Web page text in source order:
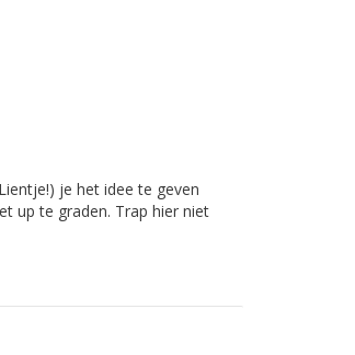
je het idee te geven
up te graden. Trap hier niet